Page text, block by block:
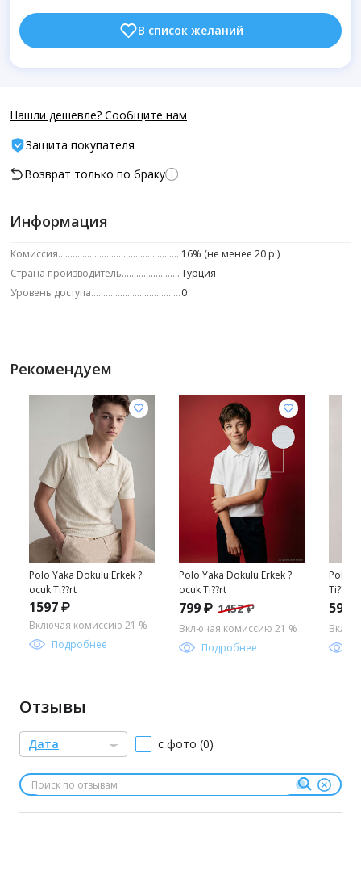
В список желаний
Нашли дешевле? Сообщите нам
Защита покупателя
Возврат только по браку
Информация
Комиссия
16% (не менее 20 р.)
Страна производитель
Турция
Уровень доступа
0
Рекомендуем
Polo Yaka Dokulu Erkek ?
ocuk Ti??rt
1597 ₽
Включая комиссию 21 %
Подробнее
Polo Yaka Dokulu Erkek ?
ocuk Ti??rt
799 ₽ 1452 ₽
Включая комиссию 21 %
Подробнее
Polo
Ti??rt
599
Отзывы
Дата с фото (0)